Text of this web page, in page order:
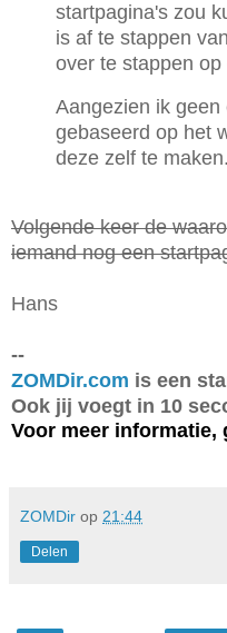
startpagina's zou
is af te stappen
over te stappen op
Aangezien ik
gebaseerd op het
deze zelf te maken.
Volgende keer de
iemand nog een
Hans
--
ZOMDir.com is een
Ook jij voegt in 10
Voor meer informatie,
ZOMDir op 21:44
Delen